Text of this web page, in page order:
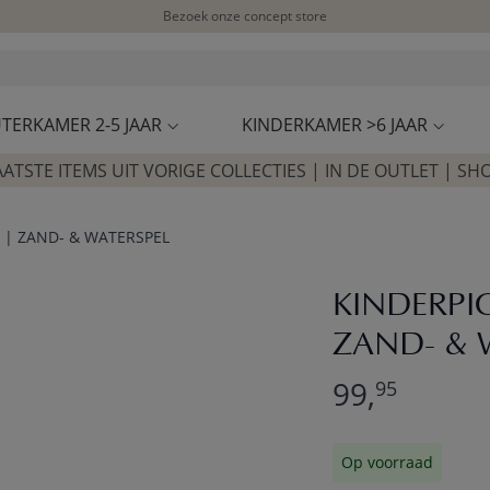
Bezoek onze concept store
2-5 JAAR KINDERKAMER >6 JAAR
ITEMS UIT VORIGE COLLECTIES | IN DE OUTLET |
| ZAND- & WATERSPEL
ZAND- &
99,95
Op voorraad